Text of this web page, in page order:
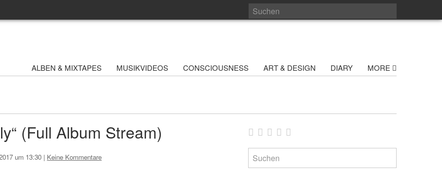
ALBEN & MIXTAPES MUSIKVIDEOS CONSCIOUSNESS ART & DESIGN DIARY MORE
(Full Album Stream)
um 13:30 | Keine Kommentare